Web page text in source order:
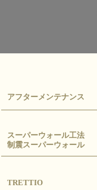
アフターメンテナンス
スーパーウォール工法
制震スーパーウォール
TRETTIO